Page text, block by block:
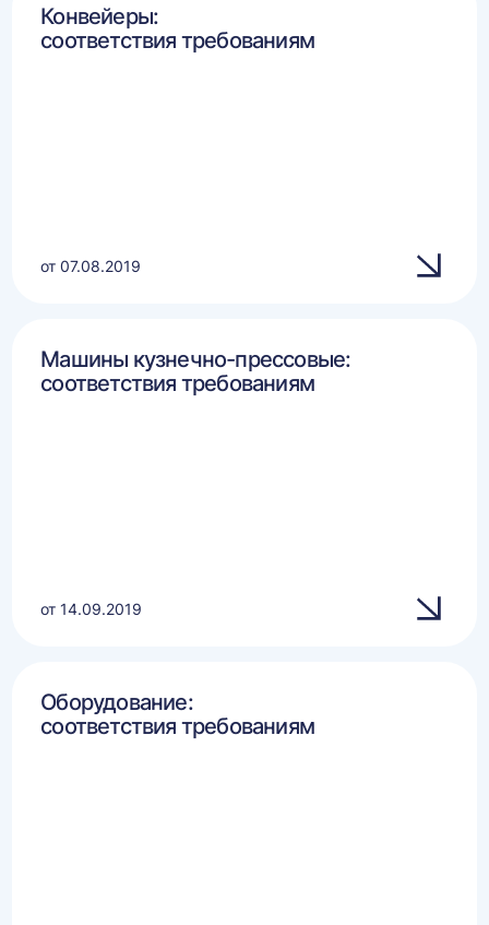
Конвейеры:
соответствия требованиям
от 07.08.2019
Машины кузнечно-прессовые:
соответствия требованиям
от 14.09.2019
Оборудование:
соответствия требованиям